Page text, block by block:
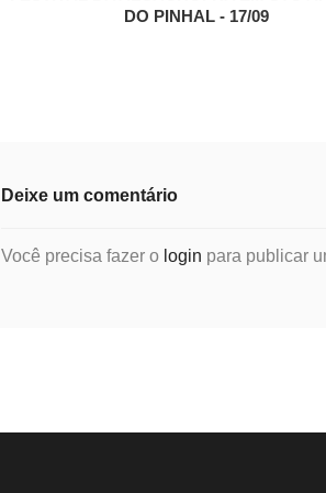
DO PINHAL - 17/09
Deixe um comentário
Você precisa fazer o login para publicar